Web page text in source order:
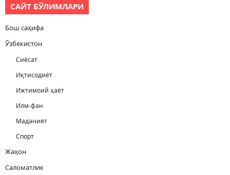
САЙТ БЎЛИМЛАРИ
Бош саҳифа
Ўзбекистон
Сиёсат
Иқтисодиёт
Ижтимоий ҳаёт
Илм-фан
Маданият
Спорт
Жаҳон
Саломатлик